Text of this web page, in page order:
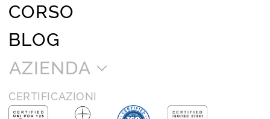
CORSO
BLOG
AZIENDA
CERTIFICAZIONI